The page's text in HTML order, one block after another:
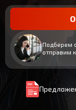
Подберем
отправим